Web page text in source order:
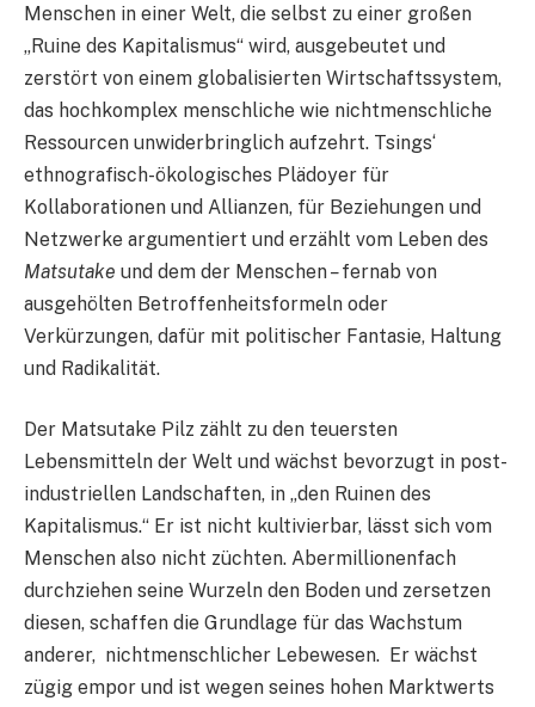
Menschen in einer Welt, die selbst zu einer großen
„Ruine des Kapitalismus“ wird, ausgebeutet und
zerstört von einem globalisierten Wirtschaftssystem,
das hochkomplex menschliche wie nichtmenschliche
Ressourcen unwiderbringlich aufzehrt. Tsings‘
ethnografisch-ökologisches Plädoyer für
Kollaborationen und Allianzen, für Beziehungen und
Netzwerke argumentiert und erzählt vom Leben des
Matsutake und dem der Menschen–fernab von
ausgehölten Betroffenheitsformeln oder
Verkürzungen, dafür mit politischer Fantasie, Haltung
und Radikalität.
Der Matsutake Pilz zählt zu den teuersten
Lebensmitteln der Welt und wächst bevorzugt in post-
industriellen Landschaften, in „den Ruinen des
Kapitalismus.“ Er ist nicht kultivierbar, lässt sich vom
Menschen also nicht züchten. Abermillionenfach
durchziehen seine Wurzeln den Boden und zersetzen
diesen, schaffen die Grundlage für das Wachstum
anderer, nichtmenschlicher Lebewesen. Er wächst
zügig empor und ist wegen seines hohen Marktwerts